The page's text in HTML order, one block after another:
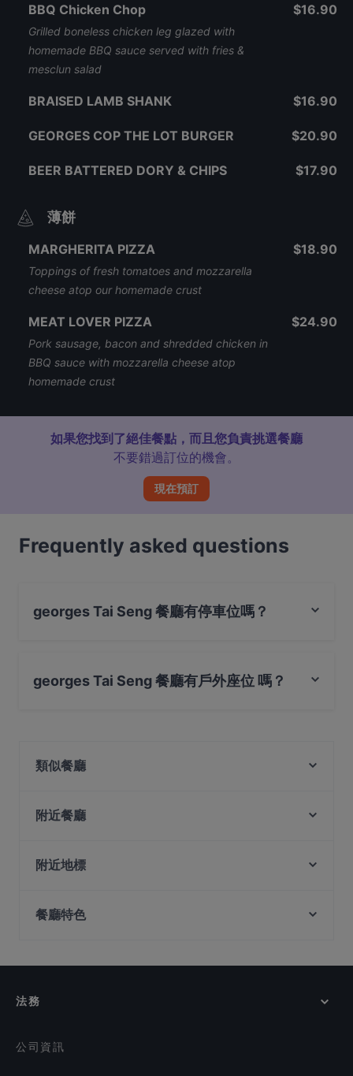
BBQ Chicken Chop
Grilled boneless chicken leg glazed with
homemade BBQ sauce served with fries &
mesclun salad
$16.90
BRAISED LAMB SHANK $16.90
GEORGES COP THE LOT BURGER $20.90
BEER BATTERED DORY & CHIPS $17.90
薄餅
MARGHERITA PIZZA
Toppings of fresh tomatoes and mozzarella
cheese atop our homemade crust
$18.90
MEAT LOVER PIZZA
Pork sausage, bacon and shredded chicken in
BBQ sauce with mozzarella cheese atop
homemade crust
$24.90
如果您找到了絕佳餐點，而且您負責挑選餐廳
不要錯過訂位的機會。
現在預訂
Frequently asked questions
georges Tai Seng 餐廳有停車位嗎？
georges Tai Seng 餐廳有戶外座位 嗎？
類似餐廳
Yokohama Ramen
L5 Bak Kut Teh 老伍巴生肉骨茶
Tora Tora Tora
附近餐廳
小红点麻辣 Red Dot Mala HotPot - Paya Lebar
ASTONS Specialities - SingPost Centre
Wursthans Switzerland
附近地標
餐廳特色
在 新加坡 的 晚餐
法務
公司資訊